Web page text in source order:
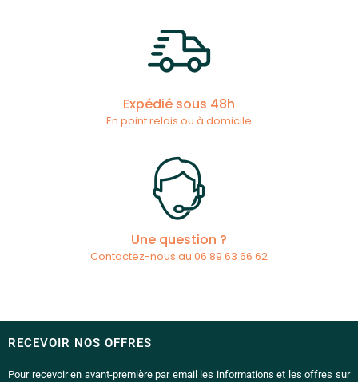
Expédié sous 48h
En point relais ou à domicile
Une question ?
Contactez-nous au 06 89 63 66 62
RECEVOIR NOS OFFRES
Pour recevoir en avant-première par email les informations et les offres sur